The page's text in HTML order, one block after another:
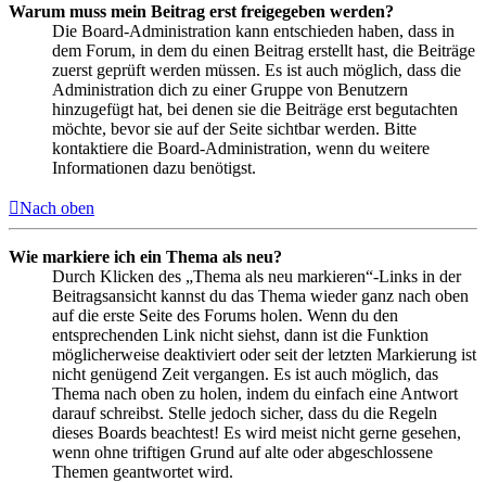
Warum muss mein Beitrag erst freigegeben werden?
Die Board-Administration kann entschieden haben, dass in
dem Forum, in dem du einen Beitrag erstellt hast, die Beiträge
zuerst geprüft werden müssen. Es ist auch möglich, dass die
Administration dich zu einer Gruppe von Benutzern
hinzugefügt hat, bei denen sie die Beiträge erst begutachten
möchte, bevor sie auf der Seite sichtbar werden. Bitte
kontaktiere die Board-Administration, wenn du weitere
Informationen dazu benötigst.
Nach oben
Wie markiere ich ein Thema als neu?
Durch Klicken des „Thema als neu markieren“-Links in der
Beitragsansicht kannst du das Thema wieder ganz nach oben
auf die erste Seite des Forums holen. Wenn du den
entsprechenden Link nicht siehst, dann ist die Funktion
möglicherweise deaktiviert oder seit der letzten Markierung ist
nicht genügend Zeit vergangen. Es ist auch möglich, das
Thema nach oben zu holen, indem du einfach eine Antwort
darauf schreibst. Stelle jedoch sicher, dass du die Regeln
dieses Boards beachtest! Es wird meist nicht gerne gesehen,
wenn ohne triftigen Grund auf alte oder abgeschlossene
Themen geantwortet wird.